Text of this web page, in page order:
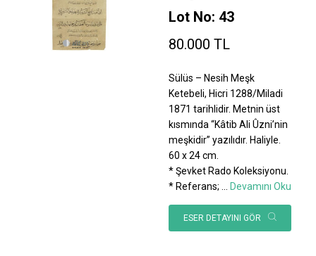
Lot No: 43
80.000 TL
Sülüs – Nesih Meşk
Ketebeli, Hicri 1288/Miladi
1871 tarihlidir. Metnin üst
kısmında “Kâtib Ali Ûzni’nin
meşkidir” yazılıdır. Haliyle.
60 x 24 cm.
* Şevket Rado Koleksiyonu.
* Referans;
Devamını Oku
ESER DETAYINI GÖR